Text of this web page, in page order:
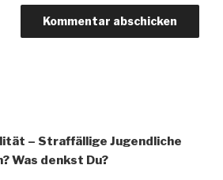
– Straffällige Jugendliche
Was denkst Du?